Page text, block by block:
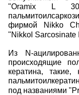
"Oramix L
фирмой Nikko
"Nikkol Sarcosinate
Из N-
происходящие
кератина, такие,
под названиями